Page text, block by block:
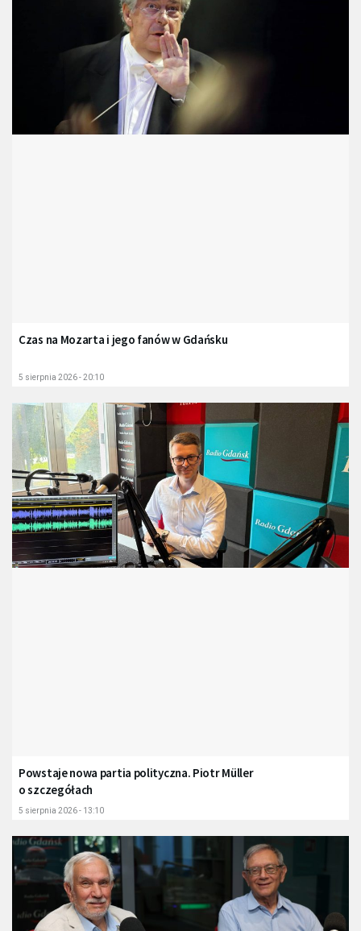
Czas na Mozarta i jego fanów w Gdańsku
5 sierpnia 2026 - 20:10
Powstaje nowa partia polityczna. Piotr Müller
o szczegółach
5 sierpnia 2026 - 13:10